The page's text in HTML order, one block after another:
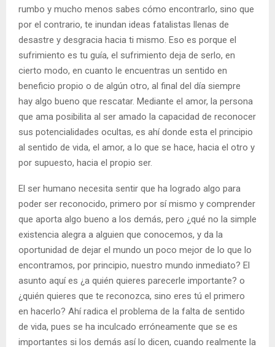
rumbo y mucho menos sabes cómo encontrarlo, sino que
por el contrario, te inundan ideas fatalistas llenas de
desastre y desgracia hacia ti mismo. Eso es porque el
sufrimiento es tu guía, el sufrimiento deja de serlo, en
cierto modo, en cuanto le encuentras un sentido en
beneficio propio o de algún otro, al final del día siempre
hay algo bueno que rescatar. Mediante el amor, la persona
que ama posibilita al ser amado la capacidad de reconocer
sus potencialidades ocultas, es ahí donde esta el principio
al sentido de vida, el amor, a lo que se hace, hacia el otro y
por supuesto, hacia el propio ser.
El ser humano necesita sentir que ha logrado algo para
poder ser reconocido, primero por sí mismo y comprender
que aporta algo bueno a los demás, pero ¿qué no la simple
existencia alegra a alguien que conocemos, y da la
oportunidad de dejar el mundo un poco mejor de lo que lo
encontramos, por principio, nuestro mundo inmediato? El
asunto aquí es ¿a quién quieres parecerle importante? o
¿quién quieres que te reconozca, sino eres tú el primero
en hacerlo? Ahí radica el problema de la falta de sentido
de vida, pues se ha inculcado erróneamente que se es
importantes si los demás así lo dicen, cuando realmente la